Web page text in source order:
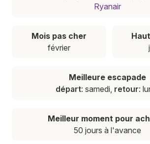
Ryanair
Mois pas cher
février
Meilleure escapade
départ: samedi, retour:
Meilleur moment pour
50 jours à l'avance